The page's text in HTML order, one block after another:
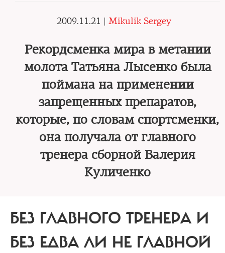
2009.11.21 | Mikulik Sergey
Рекордсменка мира в метании
молота Татьяна Лысенко была
поймана на применении
запрещенных препаратов,
которые, по словам спортсменки,
она получала от главного
тренера сборной Валерия
Куличенко
БЕЗ ГЛАВНОГО ТРЕНЕРА И
БЕЗ ЕДВА ЛИ НЕ ГЛАВНОЙ